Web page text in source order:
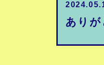
ありが